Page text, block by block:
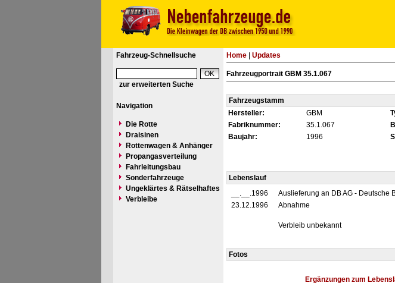
Fahrzeug-Schnellsuche
zur erweiterten Suche
Navigation
Die Rotte
Draisinen
Rottenwagen & Anhänger
Propangasverteilung
Fahrleitungsbau
Sonderfahrzeuge
Ungeklärtes & Rätselhaftes
Verbleibe
Home| Updates
Fahrzeugportrait GBM 35.1.067
Fahrzeugstamm
Hersteller:
GBM
Fabriknummer:
35.1.067
Baujahr:
1996
Lebenslauf
__.__.1996
Auslieferung an DB AG - Deutsche
23.12.1996
Abnahme
Verbleib unbekannt
Fotos
Ergänzungen zum